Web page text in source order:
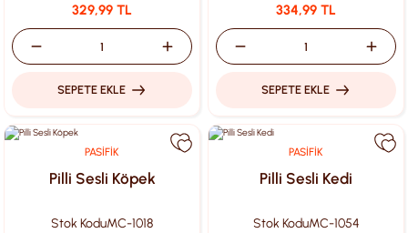
329,99 TL
SEPETE EKLE
334,99 TL
SEPETE EKLE
PASİFİK
Pilli Sesli Köpek
Stok KoduMC-1018
PASİFİK
Pilli Sesli Kedi
Stok KoduMC-1054